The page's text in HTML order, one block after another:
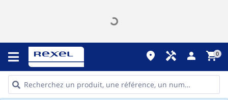
place handyman person shopping_cart0